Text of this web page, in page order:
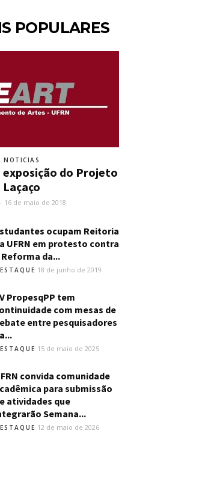
POPULARES
NOTICIAS
exposição do Projeto
Laçaço
- 16 de maio de 2018
ocupam Reitoria
UFRN em protesto contra
Reforma da...
18 de junho de 2019
PropesqPP tem
com mesas de
entre pesquisadores
15 de maio de 2025
convida comunidade
para submissão
atividades que
Semana...
12 de maio de 2026